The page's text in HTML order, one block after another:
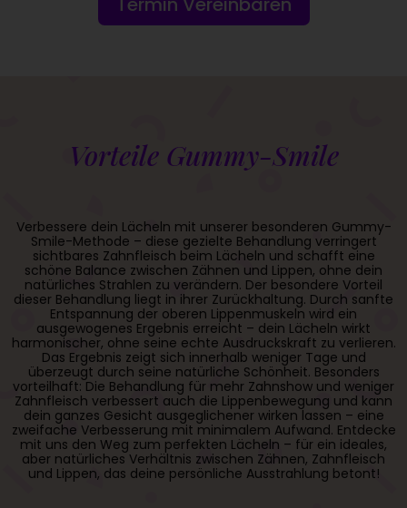
Vorteile Gummy-Smile
Verbessere dein Lächeln mit unserer besonderen Gummy-
Smile-Methode – diese gezielte Behandlung verringert
sichtbares Zahnfleisch beim Lächeln und schafft eine
schöne Balance zwischen Zähnen und Lippen, ohne dein
natürliches Strahlen zu verändern. Der besondere Vorteil
dieser Behandlung liegt in ihrer Zurückhaltung. Durch sanfte
Entspannung der oberen Lippenmuskeln wird ein
ausgewogenes Ergebnis erreicht – dein Lächeln wirkt
harmonischer, ohne seine echte Ausdruckskraft zu verlieren.
Das Ergebnis zeigt sich innerhalb weniger Tage und
überzeugt durch seine natürliche Schönheit. Besonders
vorteilhaft: Die Behandlung für mehr Zahnshow und weniger
Zahnfleisch verbessert auch die Lippenbewegung und kann
dein ganzes Gesicht ausgeglichener wirken lassen – eine
zweifache Verbesserung mit minimalem Aufwand. Entdecke
mit uns den Weg zum perfekten Lächeln – für ein ideales,
aber natürliches Verhältnis zwischen Zähnen, Zahnfleisch
und Lippen, das deine persönliche Ausstrahlung betont!